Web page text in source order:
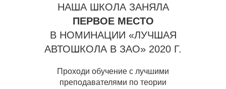
Проходи обучение с лучшими
преподавателями по теории
НАША ШКОЛА ЗАНЯЛА
ПЕРВОЕ МЕСТО
В НОМИНАЦИИ «ЛУЧШАЯ
АВТОШКОЛА В ЗАО» 2020 Г.